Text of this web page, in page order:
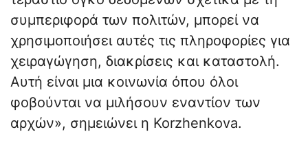
συμπεριφορά των πολιτών, μπορεί να
χρησιμοποιήσει αυτές τις πληροφορίες για
χειραγώγηση, διακρίσεις και καταστολή.
Αυτή είναι μια κοινωνία όπου όλοι
φοβούνται να μιλήσουν εναντίον των
αρχών», σημειώνει η Korzhenkova.